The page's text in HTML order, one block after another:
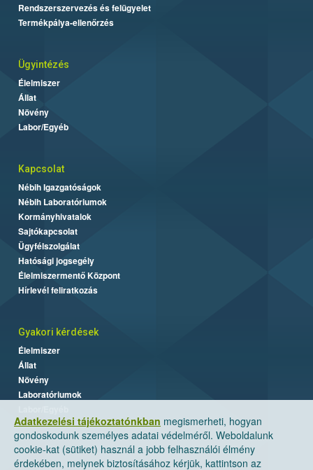
Adatkezelési tájékoztatónkban megismerheti, hogyan
gondoskodunk személyes adatai védelméről. Weboldalunk
cookie-kat (sütiket) használ a jobb felhasználói élmény
érdekében, melynek biztosításához kérjük, kattintson az
Rendszerszervezés és felügyelet
Termékpálya-ellenőrzés
Ügyintézés
Élelmiszer
Állat
Növény
Labor/Egyéb
Kapcsolat
Nébih Igazgatóságok
Nébih Laboratóriumok
Kormányhivatalok
Sajtókapcsolat
Ügyfélszolgálat
Hatósági jogsegély
Élelmiszermentő Központ
Hírlevél feliratkozás
Gyakori kérdések
Élelmiszer
Állat
Növény
Laboratóriumok